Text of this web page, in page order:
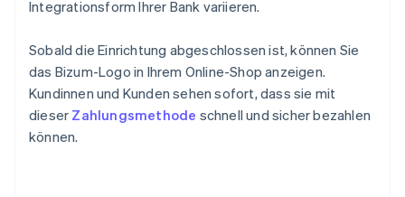
Integrationsform Ihrer Bank variieren.
Sobald die Einrichtung abgeschlossen ist, können Sie
das Bizum-Logo in Ihrem Online-Shop anzeigen.
Kundinnen und Kunden sehen sofort, dass sie mit
dieser Zahlungsmethode schnell und sicher bezahlen
können.